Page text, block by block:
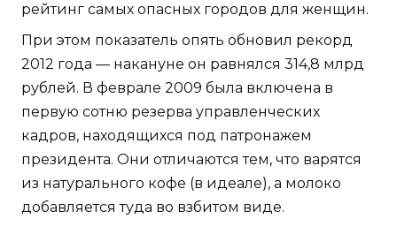
рейтинг самых опасных городов для женщин.
При этом показатель опять обновил рекорд
2012 года — накануне он равнялся 314,8 млрд
рублей. В феврале 2009 была включена в
первую сотню резерва управленческих
кадров, находящихся под патронажем
президента. Они отличаются тем, что варятся
из натурального кофе (в идеале), а молоко
добавляется туда во взбитом виде.